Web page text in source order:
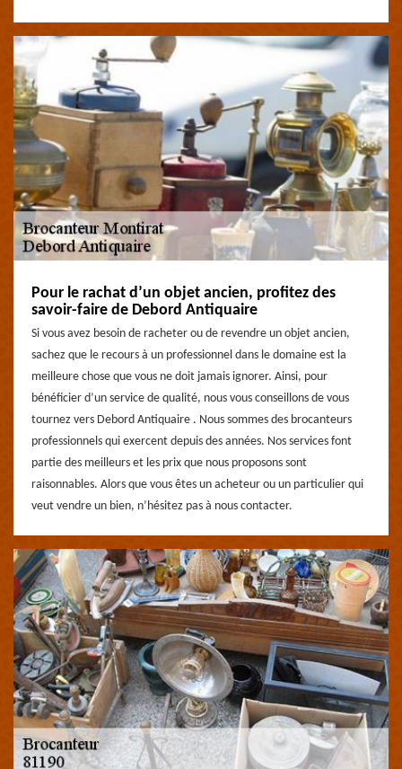
Pour le rachat d’un objet ancien, profitez des
savoir-faire de Debord Antiquaire
Si vous avez besoin de racheter ou de revendre un objet ancien,
sachez que le recours à un professionnel dans le domaine est la
meilleure chose que vous ne doit jamais ignorer. Ainsi, pour
bénéficier d’un service de qualité, nous vous conseillons de vous
tournez vers Debord Antiquaire . Nous sommes des brocanteurs
professionnels qui exercent depuis des années. Nos services font
partie des meilleurs et les prix que nous proposons sont
raisonnables. Alors que vous êtes un acheteur ou un particulier qui
veut vendre un bien, n’hésitez pas à nous contacter.